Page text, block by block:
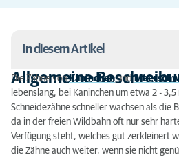
In diesem Artikel
Allgemeine Beschreibung
Ursachen
Symptome
Allgemeine
Die Zähne vonKaninchenund
lebenslang, bei Kaninchen um etwa 2 -
Schneidezähne schneller wachsen als die
da in der freien Wildbahn oft nur sehr
Verfügung steht, welches gut zerkleinert
die Zähne auch weiter, wenn sie nicht